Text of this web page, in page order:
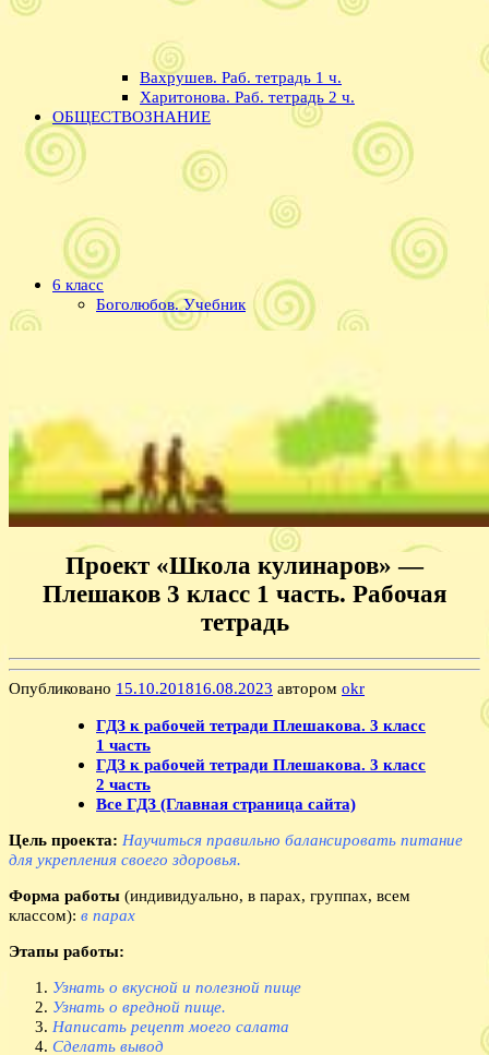
Вахрушев. Раб. тетрадь 1 ч.
Харитонова. Раб. тетрадь 2 ч.
ОБЩЕСТВОЗНАНИЕ
6 класс
Боголюбов. Учебник
Проект «Школа кулинаров» —
Плешаков 3 класс 1 часть. Рабочая
тетрадь
Опубликовано 15.10.201816.08.2023 автором okr
ГДЗ к рабочей тетради Плешакова. 3 класс
1 часть
ГДЗ к рабочей тетради Плешакова. 3 класс
2 часть
Все ГДЗ (Главная страница сайта)
Цель проекта: Научиться правильно балансировать питание
для укрепления своего здоровья.
Форма работы (индивидуально, в парах, группах, всем
классом): в парах
Этапы работы:
Узнать о вкусной и полезной пище
Узнать о вредной пище.
Написать рецепт моего салата
Сделать вывод